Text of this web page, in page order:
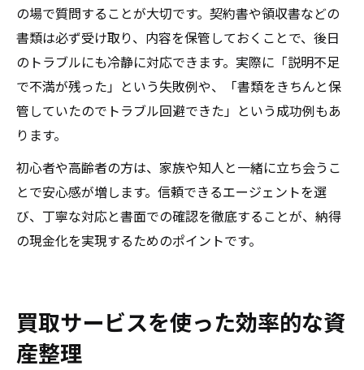
の場で質問することが大切です。契約書や領収書などの
書類は必ず受け取り、内容を保管しておくことで、後日
のトラブルにも冷静に対応できます。実際に「説明不足
で不満が残った」という失敗例や、「書類をきちんと保
管していたのでトラブル回避できた」という成功例もあ
ります。
初心者や高齢者の方は、家族や知人と一緒に立ち会うこ
とで安心感が増します。信頼できるエージェントを選
び、丁寧な対応と書面での確認を徹底することが、納得
の現金化を実現するためのポイントです。
買取サービスを使った効率的な資
産整理